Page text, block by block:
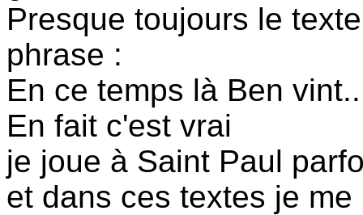
Presque toujours le
phrase :
En ce temps là Ben
En fait c'est vrai
je joue à Saint Paul
et dans ces textes je